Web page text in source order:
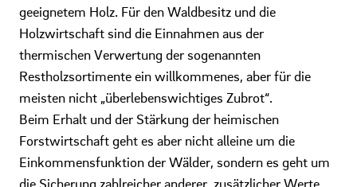
geeignetem Holz. Für den Waldbesitz und die
Holzwirtschaft sind die Einnahmen aus der
thermischen Verwertung der sogenannten
Restholzsortimente ein willkommenes, aber für die
meisten nicht „überlebenswichtiges Zubrot“.
Beim Erhalt und der Stärkung der heimischen
Forstwirtschaft geht es aber nicht alleine um die
Einkommensfunktion der Wälder, sondern es geht um